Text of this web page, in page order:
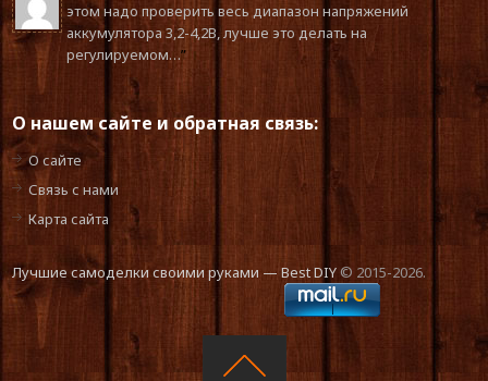
этом надо проверить весь диапазон напряжений
аккумулятора 3,2-4,2В, лучше это делать на
регулируемом…”
О нашем сайте и обратная связь:
О сайте
Связь с нами
Карта сайта
Лучшие самоделки своими руками — Best DIY© 2015-2026.